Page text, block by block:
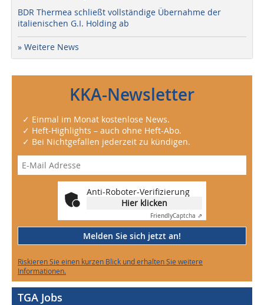
BDR Thermea schließt vollständige Übernahme der
italienischen G.I. Holding ab
» Weitere News
KKA-Newsletter
✓ Einmal im Monat kostenlose News.
✓ Heft-Highlights – auch ohne Heft-Abo.
✓ Bei Nichtgefallen jederzeit zu kündigen.
Anti-Roboter-Verifizierung
Hier klicken
FriendlyCaptcha ⇗
Melden Sie sich jetzt an!
Riskieren Sie einen kurzen Blick und erhalten Sie weitere
Informationen.
TGA Jobs